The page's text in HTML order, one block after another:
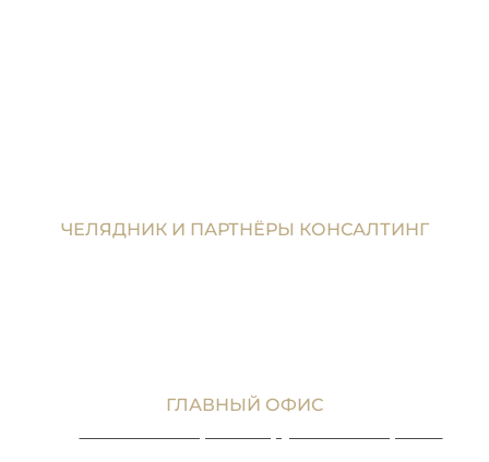
ЧЕЛЯДНИК И ПАРТНЁРЫ КОНСАЛТИНГ
ГЛАВНЫЙ ОФИС